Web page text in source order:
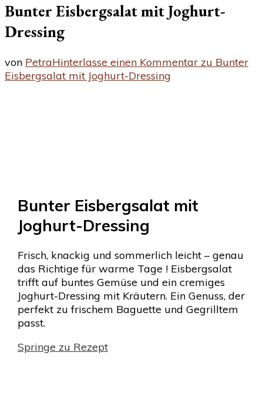
Bunter Eisbergsalat mit Joghurt-
Dressing
von PetraHinterlasse einen Kommentar zu Bunter
Eisbergsalat mit Joghurt-Dressing
Bunter Eisbergsalat mit
Joghurt-Dressing
Frisch, knackig und sommerlich leicht – genau
das Richtige für warme Tage ! Eisbergsalat
trifft auf buntes Gemüse und ein cremiges
Joghurt-Dressing mit Kräutern. Ein Genuss, der
perfekt zu frischem Baguette und Gegrilltem
passt.
Springe zu Rezept